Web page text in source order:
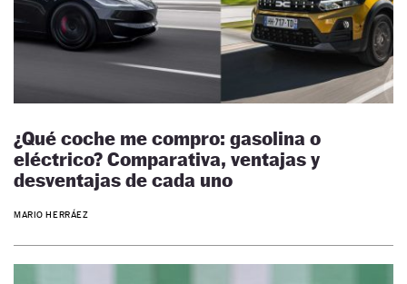
¿Qué coche me compro: gasolina o
eléctrico? Comparativa, ventajas y
desventajas de cada uno
MARIO HERRÁEZ